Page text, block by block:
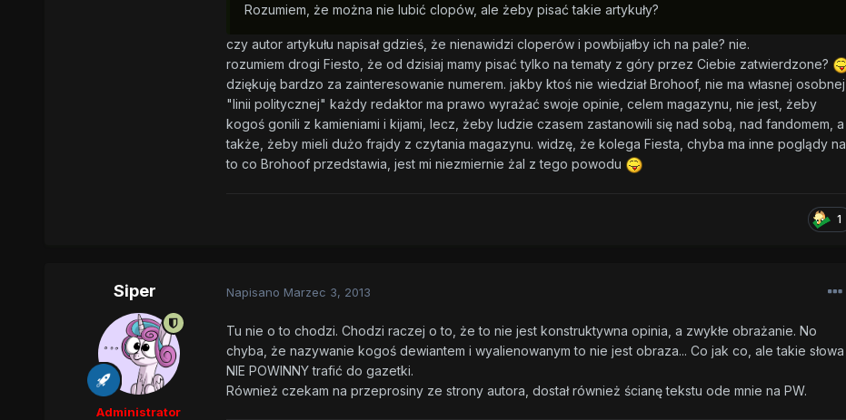
Rozumiem, że można nie lubić clopów, ale żeby pisać takie artykuły?
czy autor artykułu napisał gdzieś, że nienawidzi cloperów i powbijałby ich na pale? nie.
rozumiem drogi Fiesto, że od dzisiaj mamy pisać tylko na tematy z góry przez Ciebie zatwierdzone?
dziękuję bardzo za zainteresowanie numerem. jakby ktoś nie wiedział Brohoof, nie ma własnej osobnej
"linii politycznej" każdy redaktor ma prawo wyrażać swoje opinie, celem magazynu, nie jest, żeby
kogoś gonili z kamieniami i kijami, lecz, żeby ludzie czasem zastanowili się nad sobą, nad fandomem, a
także, żeby mieli dużo frajdy z czytania magazynu. widzę, że kolega Fiesta, chyba ma inne poglądy na
to co Brohoof przedstawia, jest mi niezmiernie żal z tego powodu
1
Siper
Administrator
Napisano Marzec 3, 2013
Tu nie o to chodzi. Chodzi raczej o to, że to nie jest konstruktywna opinia, a zwykłe obrażanie. No
chyba, że nazywanie kogoś dewiantem i wyalienowanym to nie jest obraza... Co jak co, ale takie słowa
NIE POWINNY trafić do gazetki.
Również czekam na przeprosiny ze strony autora, dostał również ścianę tekstu ode mnie na PW.